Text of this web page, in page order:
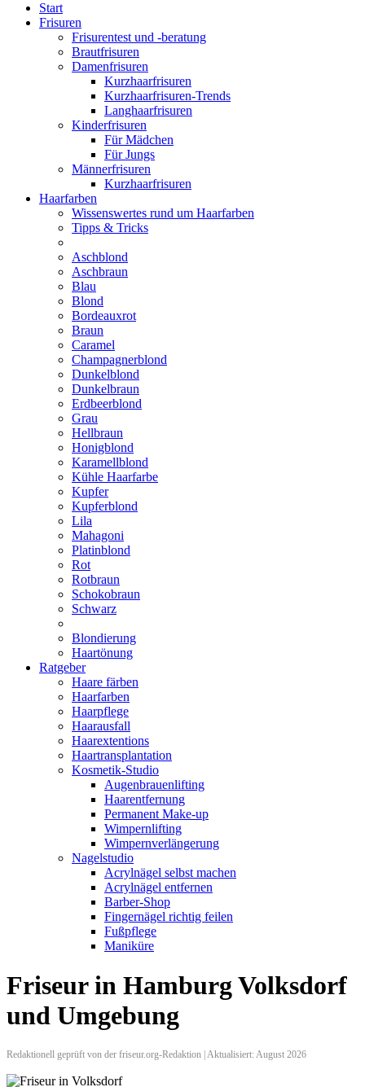
Start
Frisuren
Frisurentest und -beratung
Brautfrisuren
Damenfrisuren
Kurzhaarfrisuren
Kurzhaarfrisuren-Trends
Langhaarfrisuren
Kinderfrisuren
Für Mädchen
Für Jungs
Männerfrisuren
Kurzhaarfrisuren
Haarfarben
Wissenswertes rund um Haarfarben
Tipps & Tricks
Aschblond
Aschbraun
Blau
Blond
Bordeauxrot
Braun
Caramel
Champagnerblond
Dunkelblond
Dunkelbraun
Erdbeerblond
Grau
Hellbraun
Honigblond
Karamellblond
Kühle Haarfarbe
Kupfer
Kupferblond
Lila
Mahagoni
Platinblond
Rot
Rotbraun
Schokobraun
Schwarz
Blondierung
Haartönung
Ratgeber
Haare färben
Haarfarben
Haarpflege
Haarausfall
Haarextentions
Haartransplantation
Kosmetik-Studio
Augenbrauenlifting
Haarentfernung
Permanent Make-up
Wimpernlifting
Wimpernverlängerung
Nagelstudio
Acrylnägel selbst machen
Acrylnägel entfernen
Barber-Shop
Fingernägel richtig feilen
Fußpflege
Maniküre
Friseur in Hamburg Volksdorf
und Umgebung
Redaktionell geprüft von der friseur.org-Redaktion | Aktualisiert: August 2026